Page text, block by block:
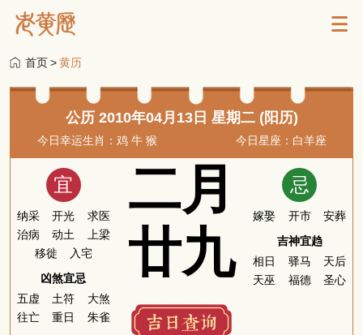
首页>黄历
公历 2010年04月13日 星期二 (阳历)
今日幸运生肖：鸡 牛 猴 今日星座：白羊座
宜
纳采 开光
求医
治病
动土
上梁
移徙
入宅
凶煞宜忌
五虚
土符
大煞
往亡
重日 朱雀
二月
廿九
忌
嫁娶 开市
安葬
吉神宜趋
相日
驿马
天后
天巫
福德 圣心